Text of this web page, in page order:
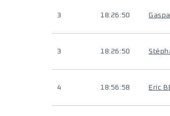
3 18:26:50
3 18:26:50
4 18:56:58 Eric